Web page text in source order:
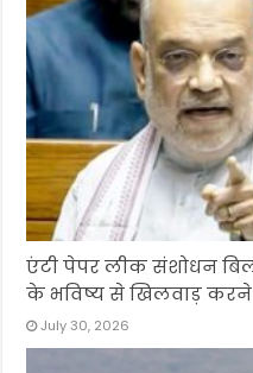
एंटी पेपर लीक संशोधन बिल
के भविष्य से खिलवाड़ करने
July 30, 2026